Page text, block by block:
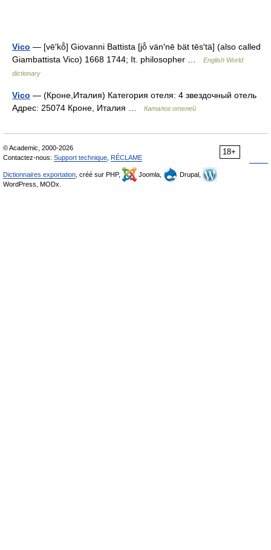
Vico — [vē′kō̂] Giovanni Battista [jō̂ vän′nē bät tēs′tä] (also called
Giambattista Vico) 1668 1744; It. philosopher …
English World
dictionary
Vico — (Кроне,Италия) Категория отеля: 4 звездочный отель
Адрес: 25074 Кроне, Италия …
Каталог отелей
18+
© Academic, 2000-2026
Contactez-nous: Support technique RÉCLAME
Dictionnaires exportation , créé sur PHP, Joomla,
Drupal,
WordPress, MODx.